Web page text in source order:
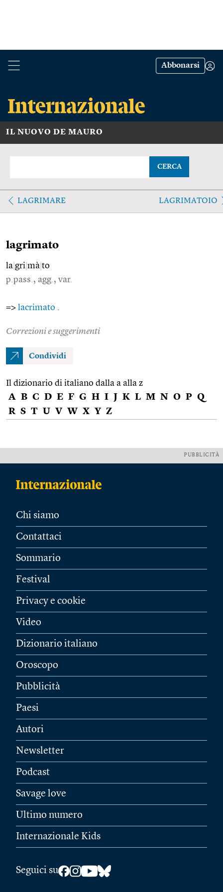
Abbonarsi
IL NUOVO DE MAURO
CERCA
LAGRIMARE LAGRIMATOIO
lagrimato
la gri mà to
p.pass., agg., var.
=> lacrimato
Correzioni e suggerimenti
Condividi
Il dizionario di italiano dalla a alla z
A B C D E F G H I J K L M N O P Q
R S T U V W X Y Z
PUBBLICITÀ
Chi siamo
Contattaci
Sommario
Festival
Privacy e cookie
Video
Dizionario italiano
Oroscopo
Pubblicità
Paesi
Autori
Newsletter
Podcast
Savage love
Ultimo numero
Internazionale Kids
Seguici su